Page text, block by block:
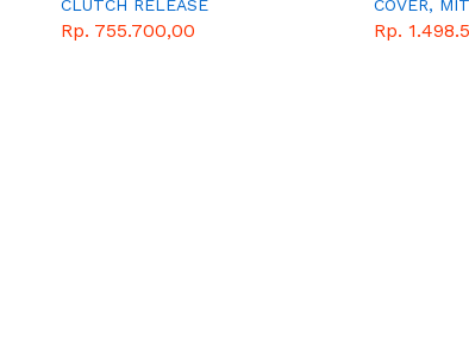
CLUTCH RELEASE
Rp. 755.700,00
COVER,
Rp.